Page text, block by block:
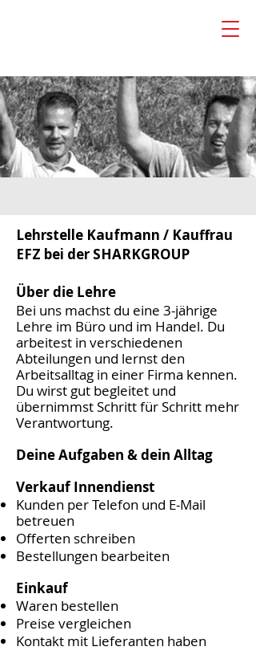
Lehrstelle Kaufmann / Kauffrau
EFZ bei der SHARKGROUP
Über die Lehre
Bei uns machst du eine 3-jährige
Lehre im Büro und im Handel. Du
arbeitest in verschiedenen
Abteilungen und lernst den
Arbeitsalltag in einer Firma kennen.
Du wirst gut begleitet und
übernimmst Schritt für Schritt mehr
Verantwortung.
Deine Aufgaben & dein Alltag
Verkauf Innendienst
Kunden per Telefon und E-Mail
betreuen
Offerten schreiben
Bestellungen bearbeiten
Einkauf
Waren bestellen
Preise vergleichen
Kontakt mit Lieferanten haben